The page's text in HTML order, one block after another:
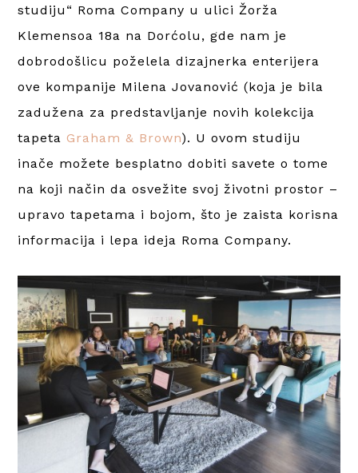
studiju“ Roma Company u ulici Žorža
Klemensoa 18a na Dorćolu, gde nam je
dobrodošlicu poželela dizajnerka enterijera
ove kompanije Milena Jovanović (koja je bila
zadužena za predstavljanje novih kolekcija
tapeta Graham & Brown). U ovom studiju
inače možete besplatno dobiti savete o tome
na koji način da osvežite svoj životni prostor –
upravo tapetama i bojom, što je zaista korisna
informacija i lepa ideja Roma Company.